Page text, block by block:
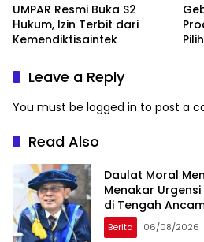
UMPAR Resmi Buka S2
Hukum, Izin Terbit dari
Kemendiktisaintek
Leave a Reply
You must be logged in to post a
Read Also
Daulat Moral
Menakar Urgensi
di Tengah
Berita 06/08/2026